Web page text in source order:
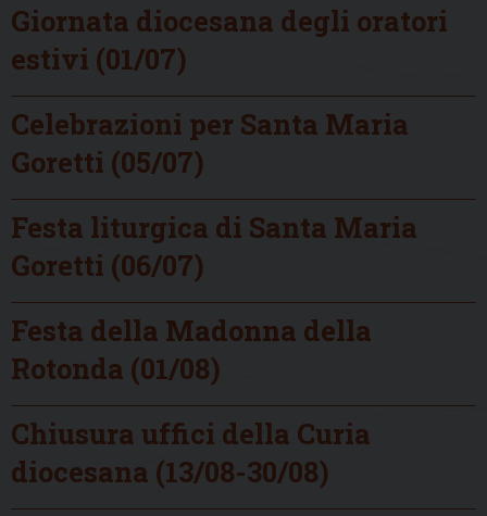
Giornata diocesana degli oratori
estivi (01/07)
Celebrazioni per Santa Maria
Goretti (05/07)
Festa liturgica di Santa Maria
Goretti (06/07)
Festa della Madonna della
Rotonda (01/08)
Chiusura uffici della Curia
diocesana (13/08-30/08)